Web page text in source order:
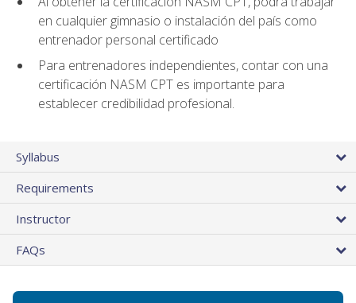
en cualquier gimnasio o instalación del país como
entrenador personal certificado
Para entrenadores independientes, contar con una
certificación NASM CPT es importante para
establecer credibilidad profesional.
Syllabus
Requirements
Instructor
FAQs